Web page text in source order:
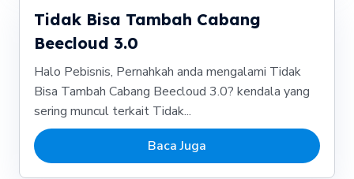
Tidak Bisa Tambah Cabang
Beecloud 3.0
Halo Pebisnis, Pernahkah anda mengalami Tidak
Bisa Tambah Cabang Beecloud 3.0? kendala yang
sering muncul terkait Tidak...
Baca Juga